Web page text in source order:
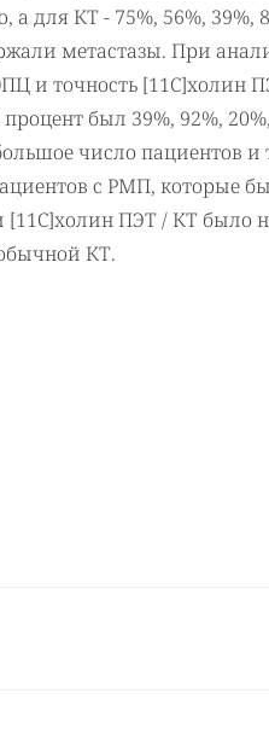
а для КТ - 75%, 56%, 39%,
метастазы. При
и точность [11C]холин
был 39%, 92%,
число пациентов и
с РМП, которые
ПЭТ / КТ было
КТ.